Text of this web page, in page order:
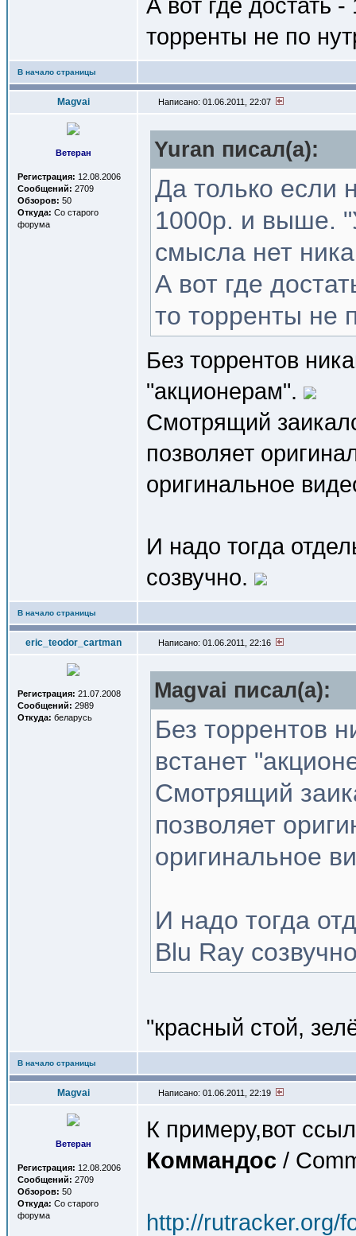
торренты не по
В начало страницы
Magvai Написано: 01.06.2011, 22:07
Ветеран
Регистрация: 12.08.2006
Сообщений: 2709
Обзоров: 50
Откуда: Со старого
форума
Yuran писал(a):
Да только если
1000р. и выше.
смысла нет
А вот где
то торренты не
Без торрентов
"акционерам".
Смотрящий
позволяет
оригинальное
И надо тогда
созвучно.
В начало страницы
eric_teodor_cartman Написано: 01.06.2011, 22:16
Регистрация: 21.07.2008
Сообщений: 2989
Откуда: беларусь
Magvai писал(a):
Без торрентов
встанет
Смотрящий
позволяет
оригинальное
И надо тогда
Blu Ray
"красный стой,
В начало страницы
Magvai Написано: 01.06.2011, 22:19
Ветеран
Регистрация: 12.08.2006
Сообщений: 2709
Обзоров: 50
Откуда: Со старого
форума
К примеру,вот
Коммандоc /
http://rutracker.org/